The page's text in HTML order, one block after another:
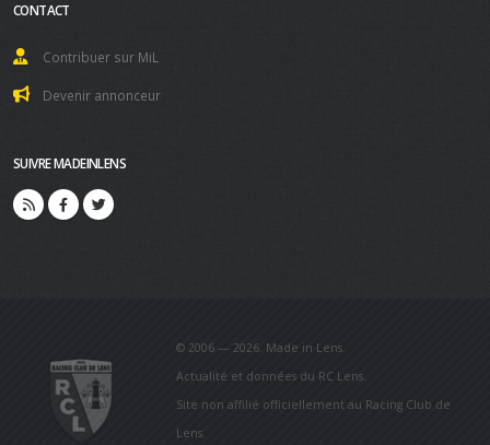
CONTACT
Contribuer sur MiL
Devenir annonceur
SUIVRE MADEINLENS
© 2006 — 2026. Made in Lens.
Actualité et données du RC Lens.
Site non affilié officiellement au Racing Club de
Lens.